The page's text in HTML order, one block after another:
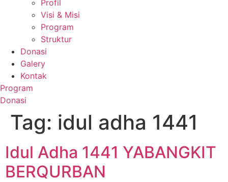
Profil
Visi & Misi
Program
Struktur
Donasi
Galery
Kontak
Program
Donasi
Tag: idul adha 1441
Idul Adha 1441 YABANGKIT
BERQURBAN